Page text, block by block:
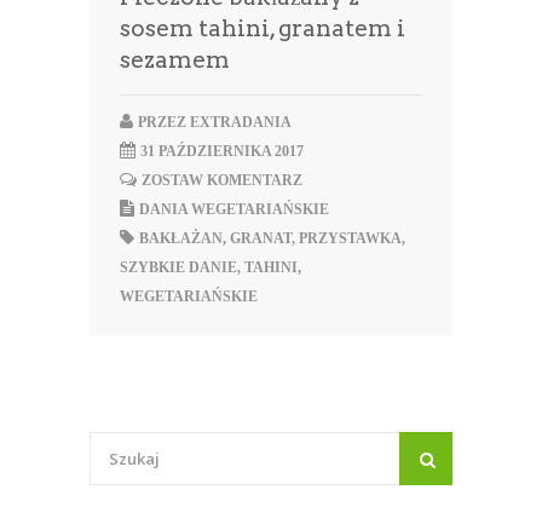
sosem tahini, granatem i
sezamem
PRZEZ EXTRADANIA
31 PAŹDZIERNIKA 2017
ZOSTAW KOMENTARZ
DANIA WEGETARIAŃSKIE
BAKŁAŻAN, GRANAT, PRZYSTAWKA,
SZYBKIE DANIE, TAHINI,
WEGETARIAŃSKIE